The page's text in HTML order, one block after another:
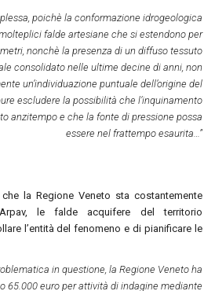
poichè la conformazione idrogeologica
falde artesiane che si estendono per
nonchè la presenza di un diffuso tessuto
consolidato nelle ultime decine di anni, non
un’individuazione puntuale dell’origine del
escludere la possibilità che l’inquinamento
anzitempo e che la fonte di pressione possa
essere nel frattempo esaurita…”
la Regione Veneto sta costantemente
le falde acquifere del territorio
l’entità del fenomeno e di pianificare le
in questione, la Regione Veneto ha
65.000 euro per attività di indagine mediante